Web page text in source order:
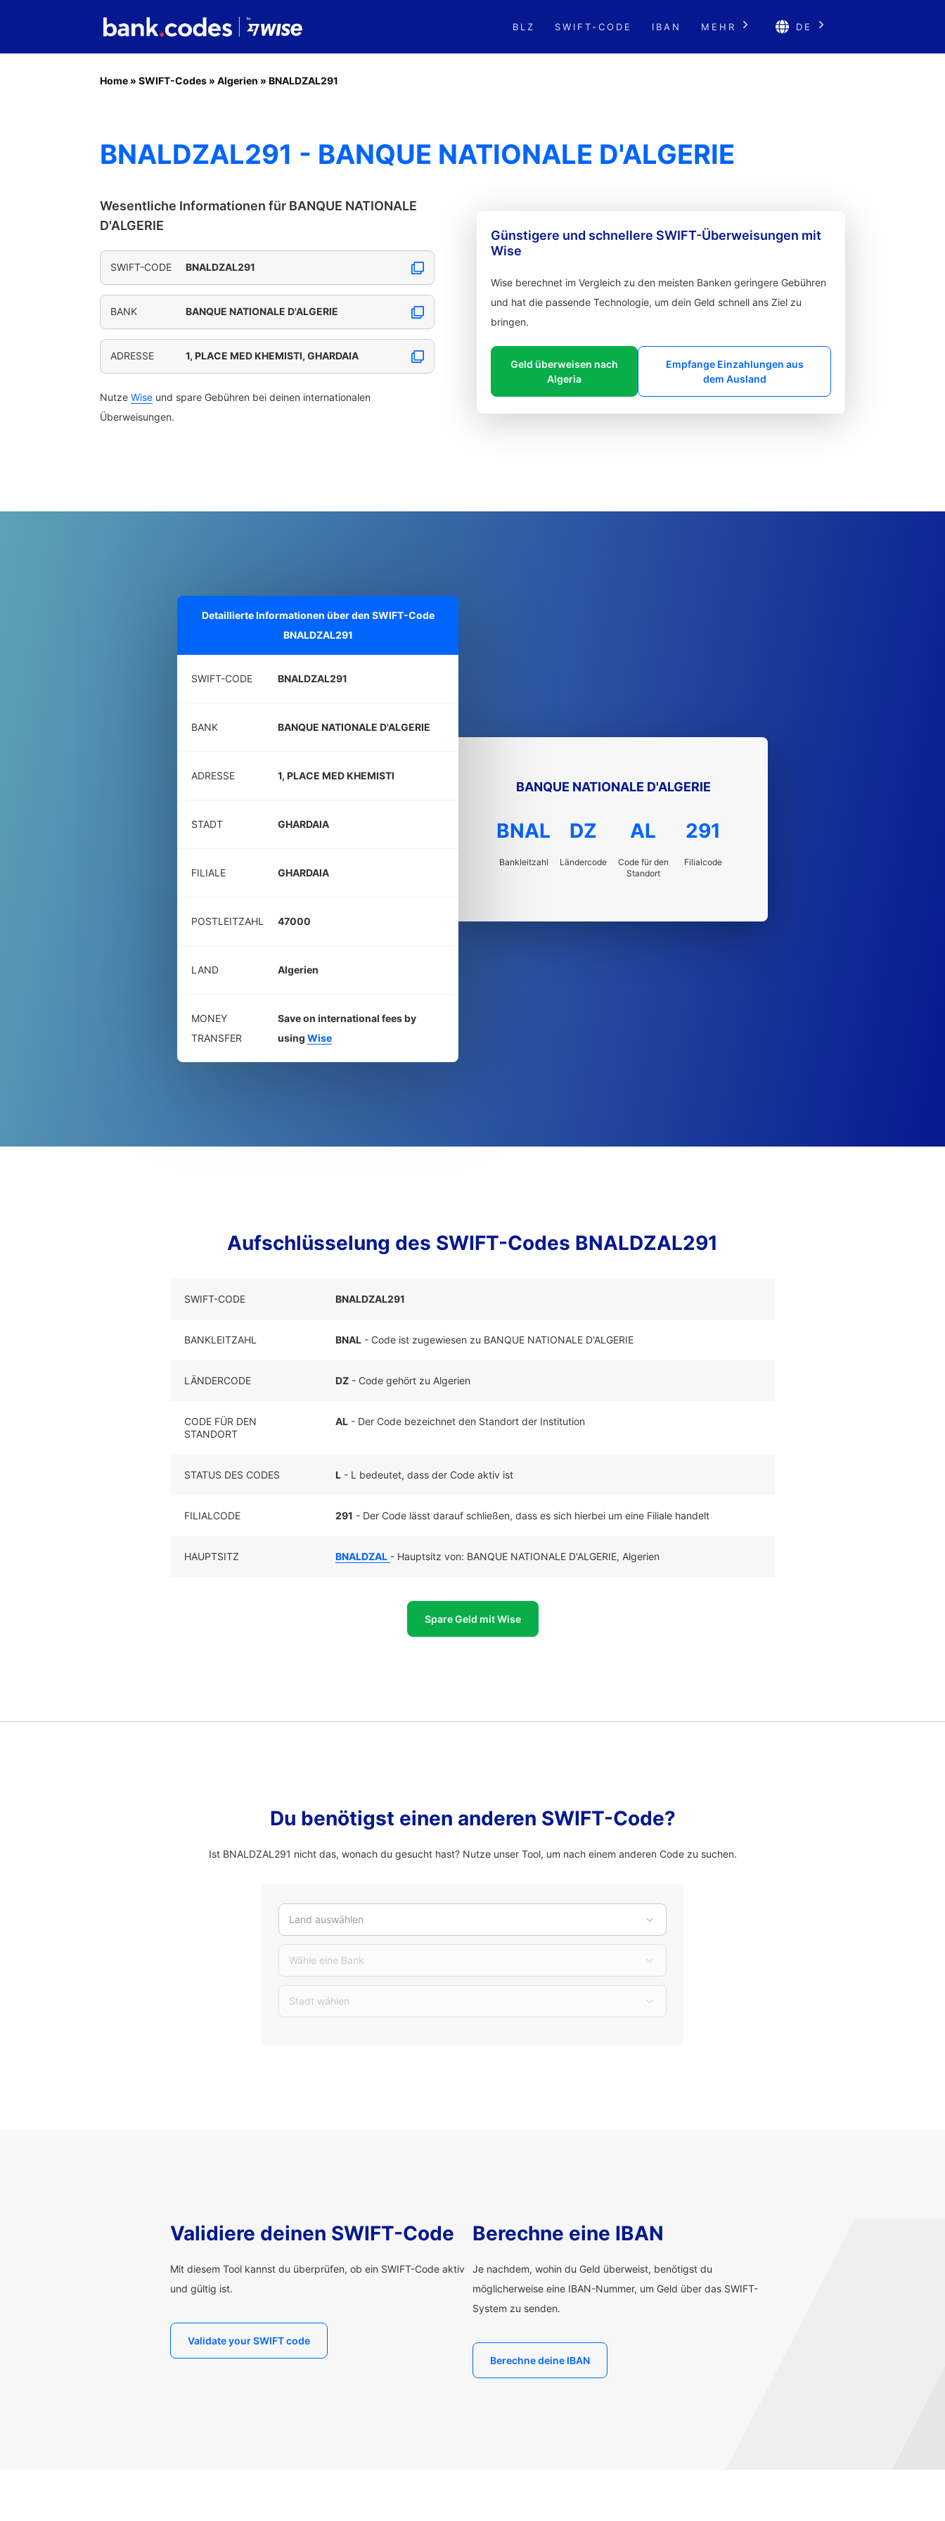
BLZ SWIFT-CODE IBAN MEHR DE
Home » SWIFT-Codes » Algerien » BNALDZAL291
BNALDZAL291 - BANQUE NATIONALE D'ALGERIE
Wesentliche Informationen für BANQUE NATIONALE
D'ALGERIE
SWIFT-CODE BNALDZAL291
BANK BANQUE NATIONALE D'ALGERIE
ADRESSE 1, PLACE MED KHEMISTI, GHARDAIA
Nutze Wise und spare Gebühren bei deinen internationalen
Überweisungen.
Günstigere und schnellere SWIFT-Überweisungen mit
Wise
Wise berechnet im Vergleich zu den meisten Banken geringere Gebühren
und hat die passende Technologie, um dein Geld schnell ans Ziel zu
bringen.
Geld überweisen nach
Algeria
Empfange Einzahlungen aus
dem Ausland
Detaillierte Informationen über den SWIFT-Code
BNALDZAL291
SWIFT-CODE BNALDZAL291
BANK BANQUE NATIONALE D'ALGERIE
ADRESSE 1, PLACE MED KHEMISTI
STADT GHARDAIA
FILIALE GHARDAIA
POSTLEITZAHL 47000
LAND Algerien
MONEY
TRANSFER
Save on international fees by
using Wise
BANQUE NATIONALE D'ALGERIE
BNAL
Bankleitzahl
DZ
Ländercode
AL
Code für den
Standort
291
Filialcode
Aufschlüsselung des SWIFT-Codes BNALDZAL291
SWIFT-CODE BNALDZAL291
BANKLEITZAHL BNAL - Code ist zugewiesen zu BANQUE NATIONALE D'ALGERIE
LÄNDERCODE DZ - Code gehört zu Algerien
CODE FÜR DEN
STANDORT
AL - Der Code bezeichnet den Standort der Institution
STATUS DES CODES L - L bedeutet, dass der Code aktiv ist
FILIALCODE 291 - Der Code lässt darauf schließen, dass es sich hierbei um eine Filiale handelt
HAUPTSITZ BNALDZAL - Hauptsitz von: BANQUE NATIONALE D'ALGERIE, Algerien
Spare Geld mit Wise
Du benötigst einen anderen SWIFT-Code?
Ist BNALDZAL291 nicht das, wonach du gesucht hast? Nutze unser Tool, um nach einem anderen Code zu suchen.
Land auswählen
Wähle eine Bank
Stadt wählen
Validiere deinen SWIFT-Code
Mit diesem Tool kannst du überprüfen, ob ein SWIFT-Code aktiv
und gültig ist.
Validate your SWIFT code
Berechne eine IBAN
Je nachdem, wohin du Geld überweist, benötigst du
möglicherweise eine IBAN-Nummer, um Geld über das SWIFT-
System zu senden.
Berechne deine IBAN